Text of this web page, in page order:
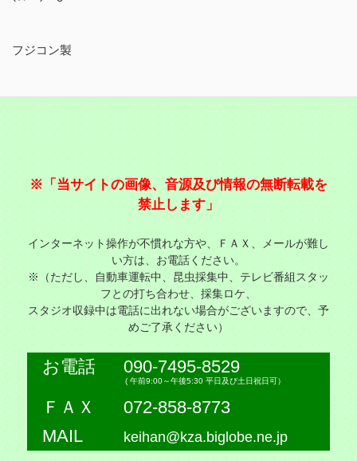
フジコン製
※「当サイトの画像、音源及び情報の無断転載を
禁止します」
インターネット操作が不慣れな方や、ＦＡＸ、メールが難し
い方は、お電話ください。
※（ただし、自動車運転中、昆虫採集中、テレビ番組スタッ
フとの打ち合わせ、採集ロケ、
スタジオ収録中は電話に出れない場合がございますので、予
めご了承ください）
お電話 090-7495-8529
( 午前9:00～午後5:30 平日及び土日祝日可）
ＦＡＸ
072-858-8773
MAIL
keihan@kza.biglobe.ne.jp